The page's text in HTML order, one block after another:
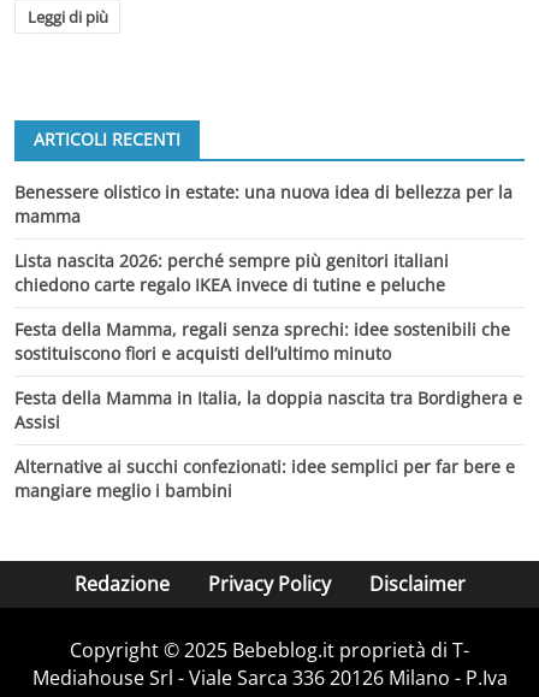
Leggi di più
ARTICOLI RECENTI
Benessere olistico in estate: una nuova idea di bellezza per la
mamma
Lista nascita 2026: perché sempre più genitori italiani
chiedono carte regalo IKEA invece di tutine e peluche
Festa della Mamma, regali senza sprechi: idee sostenibili che
sostituiscono fiori e acquisti dell’ultimo minuto
Festa della Mamma in Italia, la doppia nascita tra Bordighera e
Assisi
Alternative ai succhi confezionati: idee semplici per far bere e
mangiare meglio i bambini
Redazione Privacy Policy Disclaimer
Copyright © 2025 Bebeblog.it proprietà di T-
Mediahouse Srl - Viale Sarca 336 20126 Milano - P.Iva